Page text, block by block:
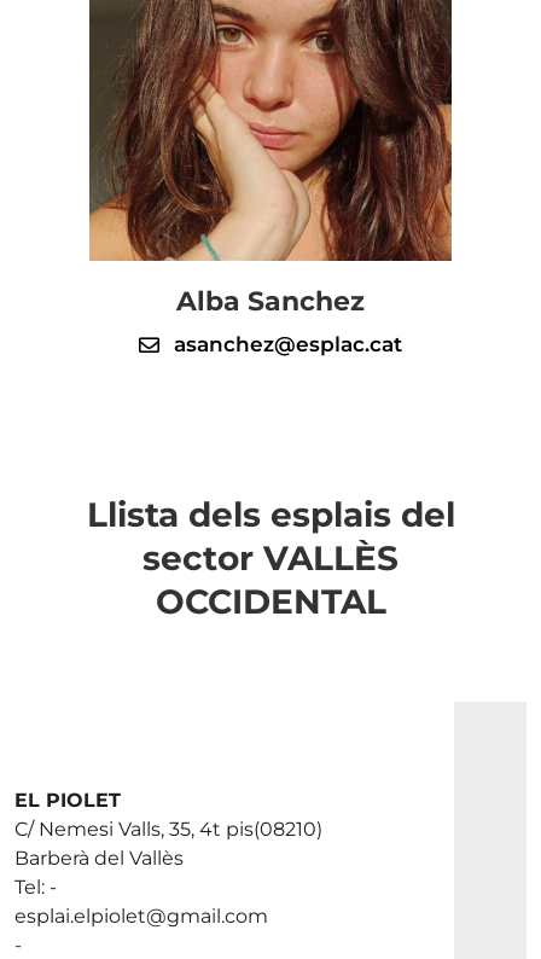
Alba Sanchez
asanchez@esplac.cat
Llista dels esplais del
sector VALLÈS
OCCIDENTAL
EL PIOLET
C/ Nemesi Valls, 35, 4t pis(08210)
Barberà del Vallès
Tel: -
esplai.elpiolet@gmail.com
-